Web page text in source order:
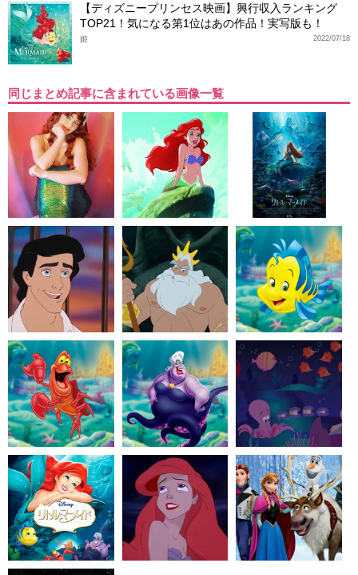
【ディズニープリンセス映画】興行収入ランキング
TOP21！気になる第1位はあの作品！実写版も！
2022/07/18
姫
同じまとめ記事に含まれている画像一覧